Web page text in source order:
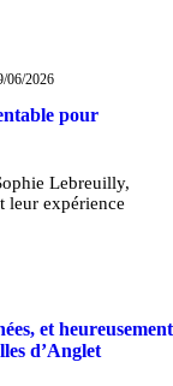
06/2026
pour
Lebreuilly,
leur expérience
et heureusement
d’Anglet